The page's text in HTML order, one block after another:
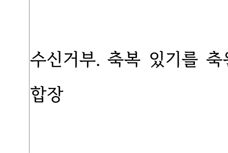
수신거부. 축복 있기를
합장